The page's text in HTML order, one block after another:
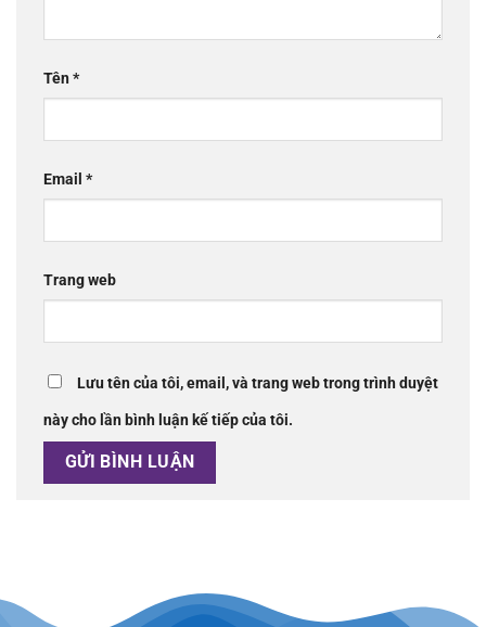
Tên*
Email *
Trang web
Lưu tên của tôi, email, và trang web trong trình duyệt
này cho lần bình luận kế tiếp của tôi.